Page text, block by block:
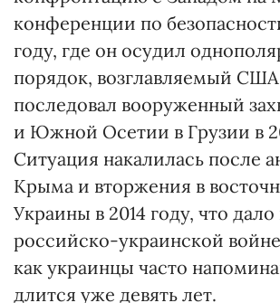
конференции по
году, где он осудил
порядок, возглавляемый
последовал вооруженный
и Южной Осетии в Грузии в
Ситуация накалилась после
Крыма и вторжения в
Украины в 2014 году, что дало
российско-украинской
как украинцы часто
длится уже девять лет.